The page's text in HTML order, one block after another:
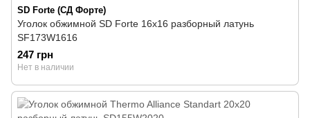
SD Forte (СД Форте)
Уголок обжимной SD Forte 16х16 разборный латунь
SF173W1616
247 грн
Нет в наличии